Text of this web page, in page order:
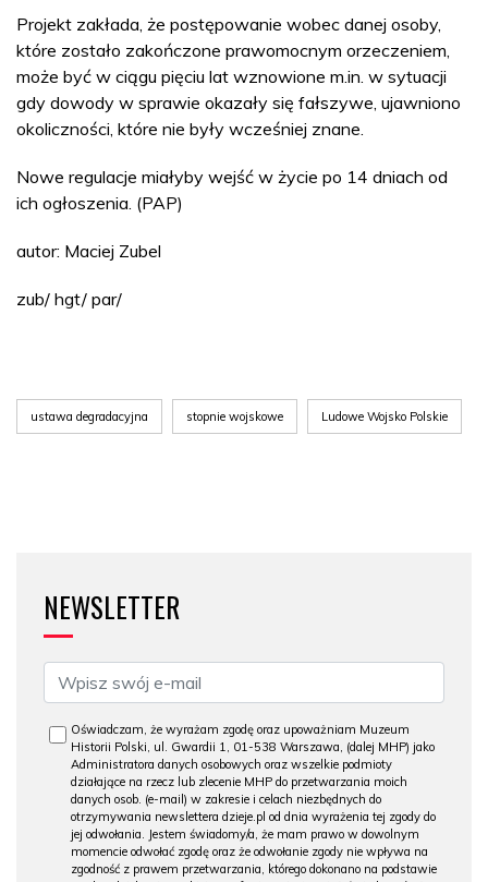
Projekt zakłada, że postępowanie wobec danej osoby,
które zostało zakończone prawomocnym orzeczeniem,
może być w ciągu pięciu lat wznowione m.in. w sytuacji
gdy dowody w sprawie okazały się fałszywe, ujawniono
okoliczności, które nie były wcześniej znane.
Nowe regulacje miałyby wejść w życie po 14 dniach od
ich ogłoszenia. (PAP)
autor: Maciej Zubel
zub/ hgt/ par/
ustawa degradacyjna stopnie wojskowe Ludowe Wojsko Polskie
NEWSLETTER
Oświadczam, że wyrażam zgodę oraz upoważniam Muzeum
Historii Polski, ul. Gwardii 1, 01-538 Warszawa, (dalej MHP) jako
Administratora danych osobowych oraz wszelkie podmioty
działające na rzecz lub zlecenie MHP do przetwarzania moich
danych osob. (e-mail) w zakresie i celach niezbędnych do
otrzymywania newslettera dzieje.pl od dnia wyrażenia tej zgody do
jej odwołania. Jestem świadomy/a, że mam prawo w dowolnym
momencie odwołać zgodę oraz że odwołanie zgody nie wpływa na
zgodność z prawem przetwarzania, którego dokonano na podstawie